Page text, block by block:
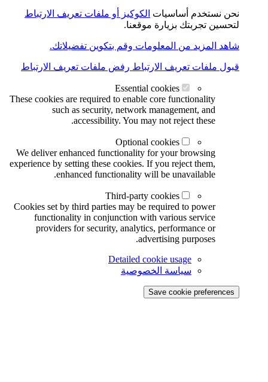
نحن نستخدم أساسيات الكوكيز أو ملفات تعريف الارتباط
لتحسين تجربتك بزيارة موقعنا.
شاهد المزيد من المعلومات وقم بتكوين تفضيلاتك.
قبول ملفات تعريف الارتباط رفض ملفات تعريف الارتباط
Essential cookies
These cookies are required to enable core functionality
such as security, network management, and
accessibility. You may not reject these.
Optional cookies
We deliver enhanced functionality for your browsing
experience by setting these cookies. If you reject them,
enhanced functionality will be unavailable.
Third-party cookies
Cookies set by third parties may be required to power
functionality in conjunction with various service
providers for security, analytics, performance or
advertising purposes.
Detailed cookie usage
سياسة الخصوصية
Save cookie preferences